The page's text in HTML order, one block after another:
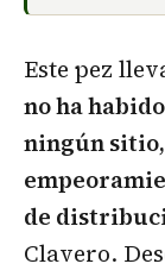
Este pez
no ha
ningún
de
Clavero.